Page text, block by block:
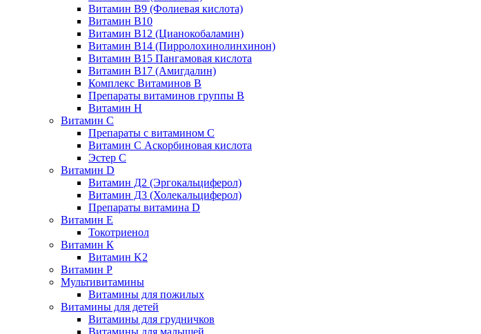
Витамин B9 (Фолиевая кислота)
Витамин B10
Витамин B12 (Цианокобаламин)
Витамин В14 (Пирролохинолинхинон)
Витамин B15 Пангамовая кислота
Витамин B17 (Амигдалин)
Комплекс Витаминов B
Препараты витаминов группы В
Витамин Н
Витамин С
Препараты с витамином С
Витамин С Аскорбиновая кислота
Эстер С
Витамин D
Витамин Д2 (Эргокальциферол)
Витамин Д3 (Холекальциферол)
Препараты витамина D
Витамин Е
Токотриенол
Витамин К
Витамин K2
Витамин Р
Мультивитамины
Витамины для пожилых
Витамины для детей
Витамины для грудничков
Витамины для малышей